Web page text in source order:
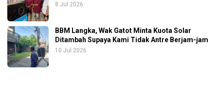
8 Jul 2026
BBM Langka, Wak Gatot Minta Kuota Solar
Ditambah Supaya Kami Tidak Antre Berjam-jam
10 Jul 2026